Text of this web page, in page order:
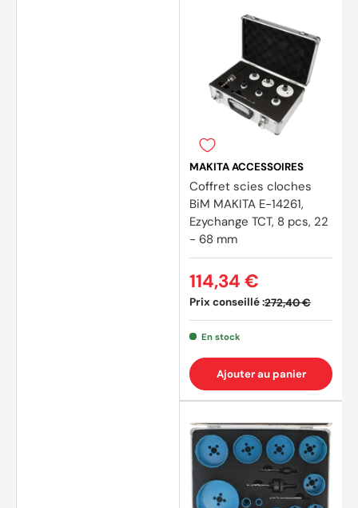
MAKITA ACCESSOIRES
Coffret scies cloches
BiM MAKITA E-14261,
Ezychange TCT, 8 pcs, 22
- 68 mm
Prix conseillé :272,40 €
114,34 €
En stock
Ajouter au panier